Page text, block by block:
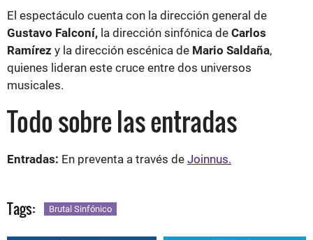
El espectáculo cuenta con la dirección general de
Gustavo Falconí, la dirección sinfónica de Carlos
Ramírez y la dirección escénica de Mario Saldaña,
quienes lideran este cruce entre dos universos
musicales.
Todo sobre las entradas
Entradas: En preventa a través de Joinnus.
Tags: Brutal Sinfónico